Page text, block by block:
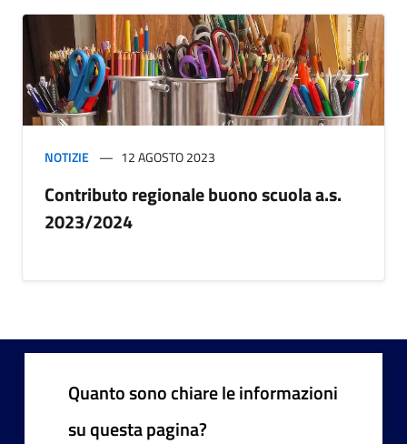
NOTIZIE 12 AGOSTO 2023
Contributo regionale buono scuola a.s.
2023/2024
Quanto sono chiare le informazioni
su questa pagina?